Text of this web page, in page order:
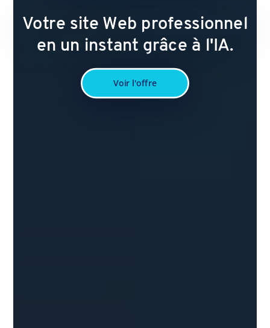
Votre site Web professionnel
en un instant grâce à l'IA.
Voir l'offre